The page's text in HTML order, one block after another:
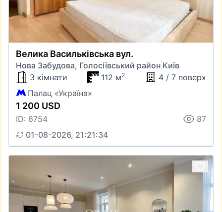
Велика Васильківська вул.
Нова Забудова, Голосіївський район Київ
3 кімнати
112 м2
4 / 7 поверх
Палац «Україна»
1 200 USD
ID: 6754
87
01-08-2026, 21:21:34